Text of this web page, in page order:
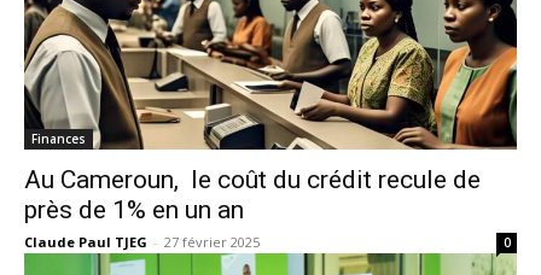
Finances
Au Cameroun, le coût du crédit recule de
près de 1% en un an
Claude Paul TJEG - 27 février 2025 0